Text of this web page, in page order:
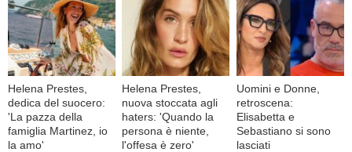
Helena Prestes,
dedica del suocero:
'La pazza della
famiglia Martinez, io
la amo'
Helena Prestes,
nuova stoccata agli
haters: 'Quando la
persona è niente,
l'offesa è zero'
Uomini e Donne,
retroscena:
Elisabetta e
Sebastiano si sono
lasciati